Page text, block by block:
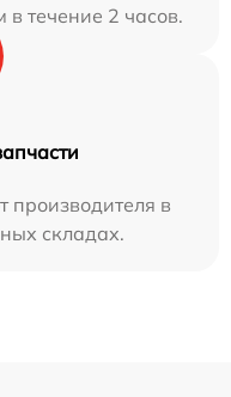
течение 2 часов.
производителя в
складах.